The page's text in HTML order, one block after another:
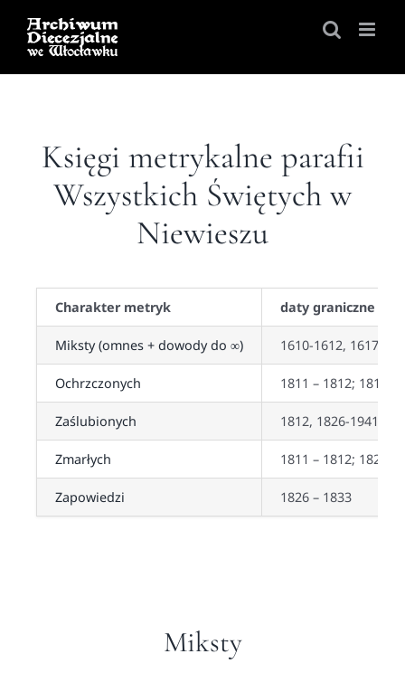
Skip
content
Księgi metrykalne parafii
Wszystkich Świętych w
Niewieszu
Charakter metryk daty graniczne
Miksty (omnes + dowody do ∞) 1610-1612, 1617-
Ochrzczonych 1811 – 1812; 1816 –
Zaślubionych 1812, 1826-1941,
Zmarłych 1811 – 1812; 1826 –
Zapowiedzi 1826 – 1833
Miksty